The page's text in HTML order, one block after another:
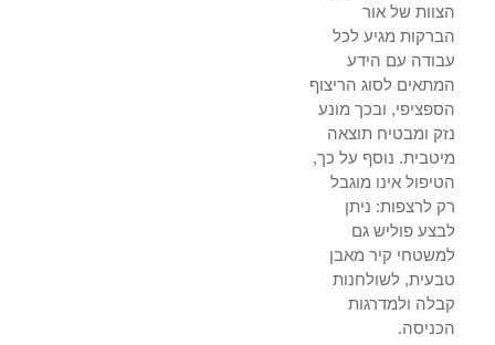
הצוות של אור
הברקות מגיע לכל
עבודה עם הידע
המתאים לסוג הריצוף
הספציפי, ובכך מונע
נזק ומבטיח תוצאה
מיטבית. נוסף על כך,
הטיפול אינו מוגבל
רק לרצפות: ניתן
לבצע פוליש גם
למשטחי קיר מאבן
טבעית, לשולחנות
קבלה ולמדרגות
הכניסה.